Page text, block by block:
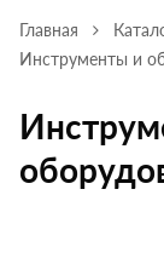
Главная
Инструменты и